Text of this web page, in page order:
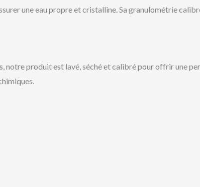
une eau propre et cristalline. Sa granulométrie
notre produit est lavé, séché et calibré pour offrir une